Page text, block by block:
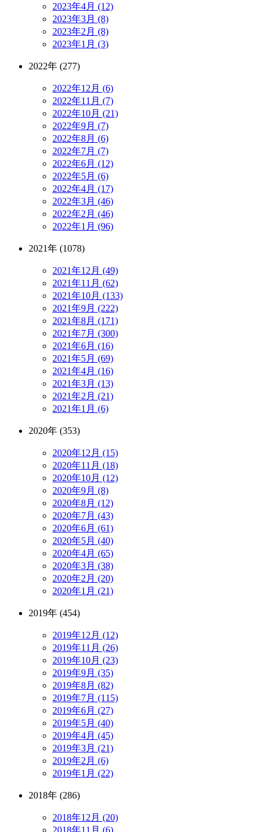
2023年4月 (12)
2023年3月 (8)
2023年2月 (8)
2023年1月 (3)
2022年 (277)
2022年12月 (6)
2022年11月 (7)
2022年10月 (21)
2022年9月 (7)
2022年8月 (6)
2022年7月 (7)
2022年6月 (12)
2022年5月 (6)
2022年4月 (17)
2022年3月 (46)
2022年2月 (46)
2022年1月 (96)
2021年 (1078)
2021年12月 (49)
2021年11月 (62)
2021年10月 (133)
2021年9月 (222)
2021年8月 (171)
2021年7月 (300)
2021年6月 (16)
2021年5月 (69)
2021年4月 (16)
2021年3月 (13)
2021年2月 (21)
2021年1月 (6)
2020年 (353)
2020年12月 (15)
2020年11月 (18)
2020年10月 (12)
2020年9月 (8)
2020年8月 (12)
2020年7月 (43)
2020年6月 (61)
2020年5月 (40)
2020年4月 (65)
2020年3月 (38)
2020年2月 (20)
2020年1月 (21)
2019年 (454)
2019年12月 (12)
2019年11月 (26)
2019年10月 (23)
2019年9月 (35)
2019年8月 (82)
2019年7月 (115)
2019年6月 (27)
2019年5月 (40)
2019年4月 (45)
2019年3月 (21)
2019年2月 (6)
2019年1月 (22)
2018年 (286)
2018年12月 (20)
2018年11月 (6)